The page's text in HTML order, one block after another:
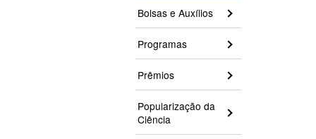
Bolsas e Auxílios
Programas
Prêmios
Popularização da
Ciência